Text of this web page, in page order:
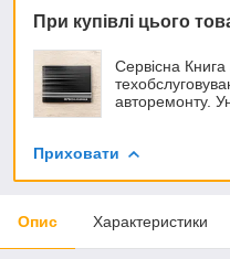
При купівлі цього
Сервісна
авторемонту.
Приховати
Опис Характеристики